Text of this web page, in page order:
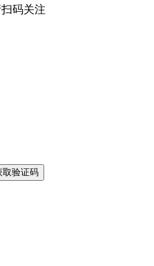
码关注
取验证码